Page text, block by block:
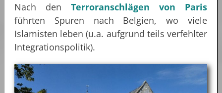
Nach den Terroranschlägen von Paris
führten Spuren nach Belgien, wo viele
Islamisten leben (u.a. aufgrund teils verfehlter
Integrationspolitik).